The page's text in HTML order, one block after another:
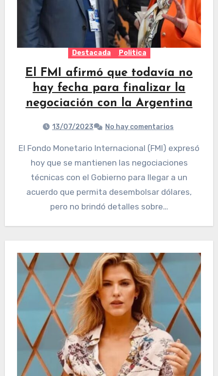
Destacada Politica
El FMI afirmó que todavía no
hay fecha para finalizar la
negociación con la Argentina
13/07/2023 No hay comentarios
El Fondo Monetario Internacional (FMI) expresó
hoy que se mantienen las negociaciones
técnicas con el Gobierno para llegar a un
acuerdo que permita desembolsar dólares,
pero no brindó detalles sobre…